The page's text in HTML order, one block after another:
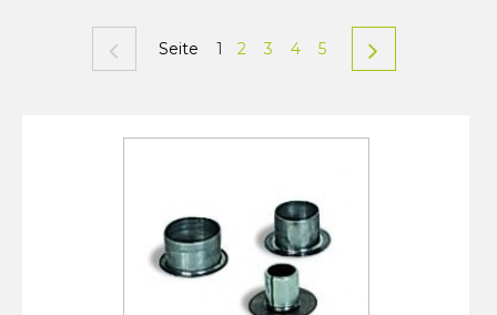
Seite 1 2 3 4 5